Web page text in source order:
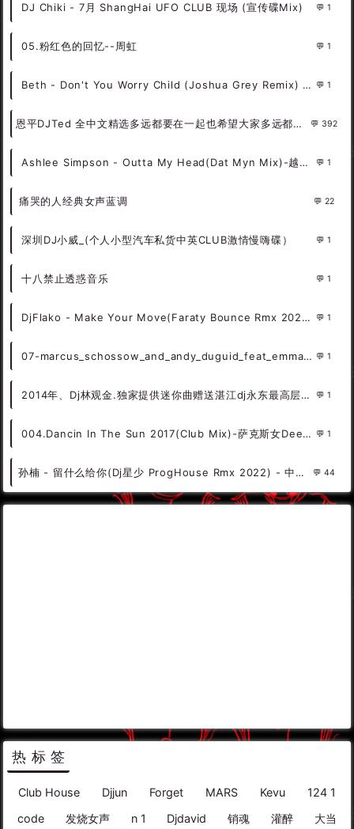
DJ Chiki - 7月 ShangHai UFO CLUB 现场 (宣传碟Mix) 1
05.粉红色的回忆--周虹 1
Beth - Don't You Worry Child (Joshua Grey Remix) DjMix 1
恩平DJTed 全中文精选多远都要在一起也希望大家多远都要经常联系 392
Ashlee Simpson - Outta My Head(Dat Myn Mix)-越鼓女LakHouse - 外文Remix 越南鼓 越南风格 1
痛哭的人经典女声蓝调 22
深圳DJ小威_(个人小型汽车私货中英CLUB激情慢嗨碟） 1
十八禁止透惑音乐 1
DjFlako - Make Your Move(Faraty Bounce Rmx 2024) - 外文Remix 越南鼓 越南风格 1
07-marcus_schossow_and_andy_duguid_feat_emma_hewitt-light (0daymusic-org)成都旋律trance 1
2014年、Dj林观金.独家提供迷你曲赠送湛江dj永东最高层次慢摇! 1
004.Dancin In The Sun 2017(Club Mix)-萨克斯女DeepHouse（可可DJ音乐网） 1
孙楠 - 留什么给你(Dj星少 ProgHouse Rmx 2022) - 中文Remix 中文CLUB 华语Remix 44
热标签
Club House Djjun Forget MARS Kevu
124 1
code
发烧女声 n 1 Djdavid 销魂 灌醉 大当